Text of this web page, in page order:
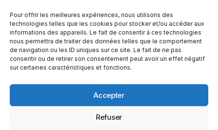
Pour offrir les meilleures expériences, nous utilisons des
technologies telles que les cookies pour stocker et/ou accéder aux
informations des appareils. Le fait de consentir à ces technologies
nous permettra de traiter des données telles que le comportement
de navigation ou les ID uniques sur ce site. Le fait de ne pas
consentir ou de retirer son consentement peut avoir un effet négatif
sur certaines caractéristiques et fonctions.
Accepter
Refuser
YubiGeek est un média français dédié aux nouvelles
technologies, à la culture geek et au numérique. Fondé par
du web, du gaming et de la science, avec une approche